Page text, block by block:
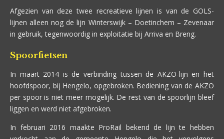
Afgezien van deze twee recreatieve lijnen is van de GOLS-
lijnen alleen nog de lijn Winterswijk – Doetinchem – Zevenaar
in gebruik, tegenwoordig in exploitatie bij Arriva en Breng.
Spoorfietsen
In maart 2014 is de verbinding tussen de AKZO-lijn en het
hoofdspoor, bij Hengelo, opgebroken. Bediening van de AKZO
per spoor is niet meer mogelijk. De rest van de spoorlijn bleef
liggen en werd niet afgebroken.
In februari 2016 maakte ProRail bekend de lijn te hebben